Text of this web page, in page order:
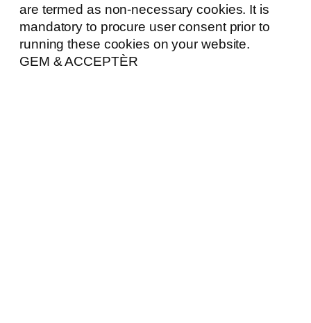
are termed as non-necessary cookies. It is
mandatory to procure user consent prior to
running these cookies on your website.
GEM & ACCEPTÈR